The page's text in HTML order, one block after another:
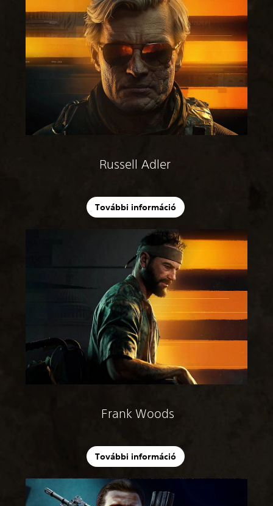
Russell Adler
További információ
Frank Woods
További információ